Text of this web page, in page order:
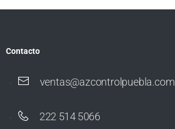
Contacto
ventas@azcontrolpuebla.com
222 514 5066